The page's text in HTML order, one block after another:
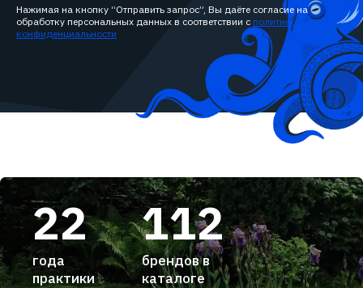
Нажимая на кнопку “Отправить запрос”, Вы даёте согласие на
обработку персональных данных в соответствии с политикой
конфиденциальности
22
года
практики
112
брендов в
каталоге